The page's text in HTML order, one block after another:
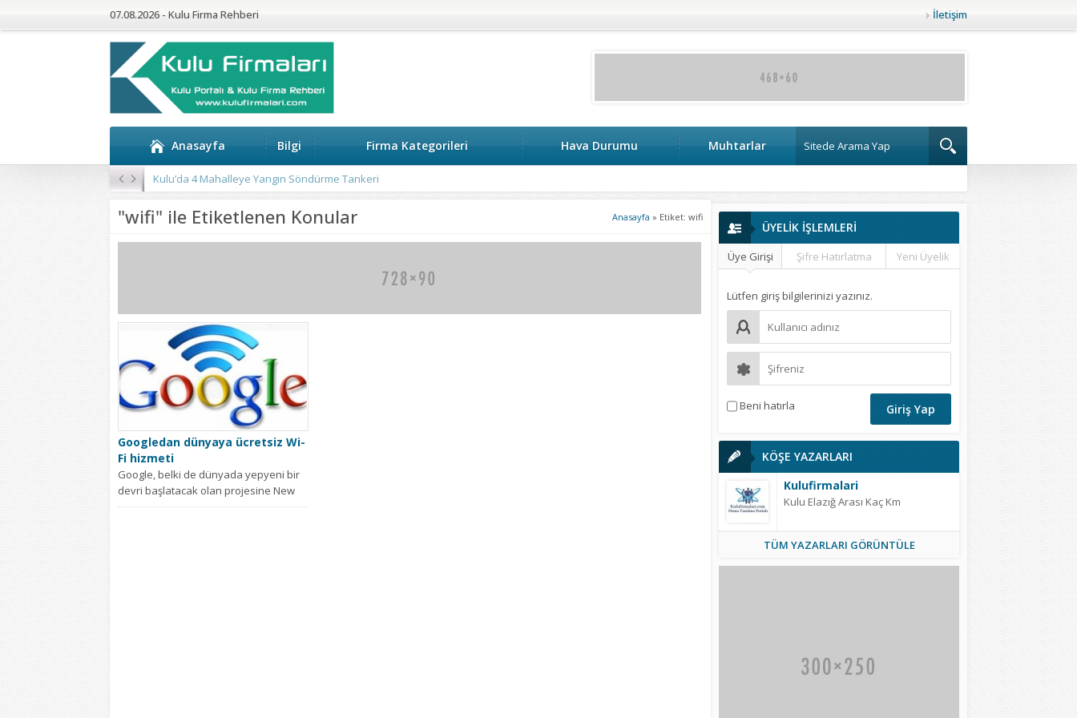
07.08.2026 - Kulu Firma Rehberi İletişim
Anasayfa Bilgi Firma Kategorileri Hava Durumu Muhtarlar
Kulu’da 4 Mahalleye Yangın Söndürme Tankeri
Anasayfa » Etiket: wifi
"wifi" ile Etiketlenen Konular
Googledan dünyaya ücretsiz Wi-
Fi hizmeti
Google, belki de dünyada yepyeni bir
devri başlatacak olan projesine New
York’ta başlıyor. BU YIL...
ÜYELİK İŞLEMLERİ
Üye Girişi Şifre Hatırlatma Yeni Üyelik
Lütfen giriş bilgilerinizi yazınız.
Beni hatırla
KÖŞE YAZARLARI
Kulufirmalari
Kulu Elazığ Arası Kaç Km
TÜM YAZARLARI GÖRÜNTÜLE